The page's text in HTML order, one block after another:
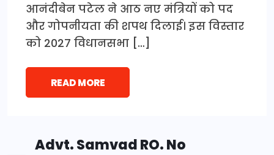
आनंदीबेन पटेल ने आठ नए मंत्रियों को पद
और गोपनीयता की शपथ दिलाई। इस विस्तार
को 2027 विधानसभा […]
READ MORE
Advt. Samvad RO. No